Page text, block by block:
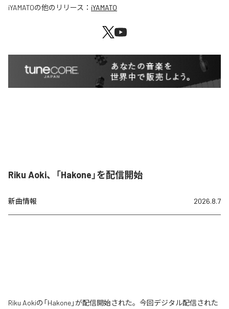
iYAMATOの他のリリース： iYAMATO
Riku Aoki、「Hakone」を配信開始
新曲情報 2026.8.7
Riku Aokiの「Hakone」が配信開始された。今回デジタル配信された